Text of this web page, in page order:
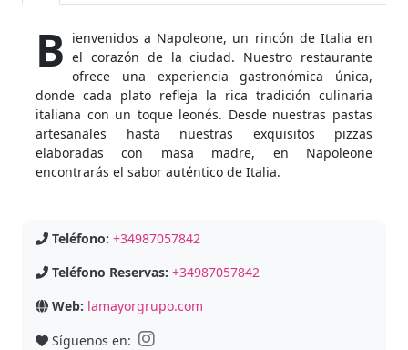
B ienvenidos a Napoleone, un rincón de Italia en
el corazón de la ciudad. Nuestro restaurante
ofrece una experiencia gastronómica única,
donde cada plato refleja la rica tradición culinaria
italiana con un toque leonés. Desde nuestras pastas
artesanales hasta nuestras exquisitos pizzas
elaboradas con masa madre, en Napoleone
encontrarás el sabor auténtico de Italia.
Teléfono: +34987057842
Teléfono Reservas: +34987057842
Web: lamayorgrupo.com
Síguenos en: